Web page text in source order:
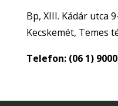
Bp, XIII. Kádár utca
Kecskemét, Temes
Telefon: (06 1)